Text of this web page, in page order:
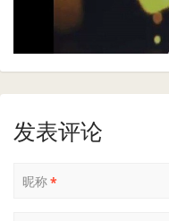
发表评论
昵称*